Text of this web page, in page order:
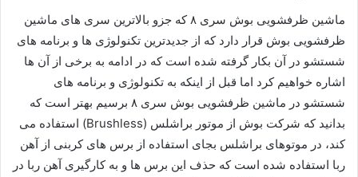
ماشین‌ ظرفشویی بوش سری ۸ که جزو بالاترین سری های ماشین
ظرفشویی بوش قرار دارد که از جدیدترین تکنولوژی ها و برنامه های
شستشو در آن بکار گرفته شده است که در ادامه به برخی از آن ها
اشاره خواهیم کرد اما قبل از اینکه به تکنولوژی و برنامه های
شستشو در ماشین‌ ظرفشویی بوش سری ۸ برسیم بهتر است که
بدانید که شرکت بوش از موتور براشلس (Brushless) استفاده می
کند، در موتوهای براشلس بجای استفاده از برس های کربنی از آهن
ربا استفاده شده است که حذف این برس ها و به ‌کارگیری آهن ربا در